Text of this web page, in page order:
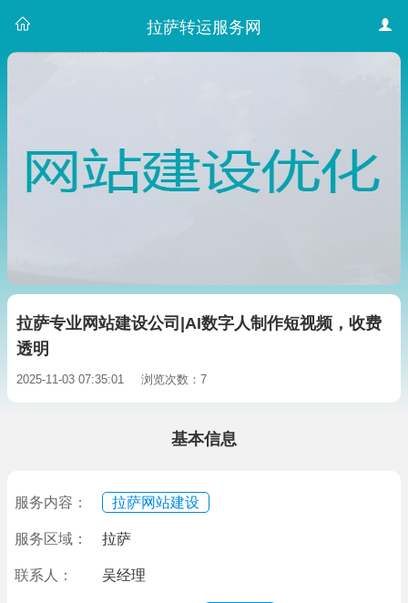
拉萨转运服务网
拉萨专业网站建设公司|AI数字人制作短视频，收费
透明
2025-11-03 07:35:01 浏览次数：7
基本信息
服务内容： 拉萨网站建设
服务区域： 拉萨
联系人： 吴经理